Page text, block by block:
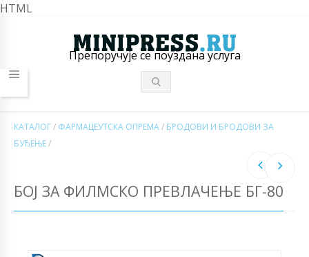
HTML
Препоручује се поуздана услуга
КАТАЛОГ/ ФАРМАЦЕУТСКА ОПРЕМА/ БРОДОВИ И БРОДОВИ ЗА
БУЂЕЊЕ/
БОЈ ЗА ФИЛМСКО ПРЕВЛАЧЕЊЕ БГ-80